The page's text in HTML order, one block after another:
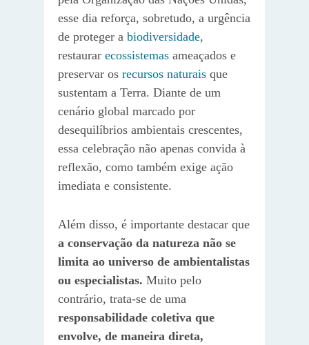
esse dia reforça, sobretudo, a urgência
de proteger a biodiversidade,
restaurar ecossistemas ameaçados e
preservar os recursos naturais que
sustentam a Terra. Diante de um
cenário global marcado por
desequilíbrios ambientais crescentes,
essa celebração não apenas convida à
reflexão, como também exige ação
imediata e consistente.
Além disso, é importante destacar que
a conservação da natureza não se
limita ao universo de ambientalistas
ou especialistas. Muito pelo
contrário, trata-se de uma
responsabilidade coletiva que
envolve, de maneira direta,